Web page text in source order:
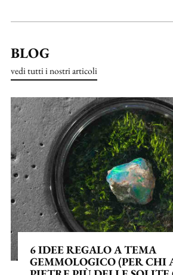
BLOG
vedi tutti i nostri articoli
6 IDEE REGALO A TEMA
GEMMOLOGICO (PER CHI